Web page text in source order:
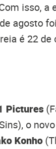
isso, a
agosto
é 22 de
Pictures
o
Konho